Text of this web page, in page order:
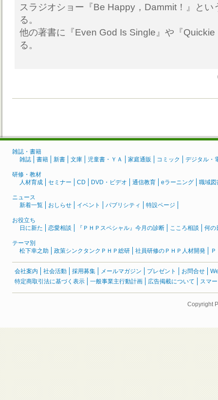
スラジオショー『Be Happy，Dammit！』とい
る。
他の著書に『Even God Is Single』や『
る。
雑誌・書籍
雑誌
書籍 新書 文庫 児童書・ＹＡ 家庭通販 コミック デジタル・
研修・教材
人材育成
セミナー CD DVD・ビデオ 通信教育 eラーニング 職域図
ニュース
新着一覧
おしらせ イベント パブリシティ 特設ページ
お役立ち
日に新た
恋愛相談 『ＰＨＰスペシャル』今月の診断 こころ相談 何の
テーマ別
松下幸之助
政策シンクタンクＰＨＰ総研 社員研修のＰＨＰ人材開発
会社案内 社会活動 採用募集 メールマガジン プレゼント お問合せ
特定商取引法に基づく表示
一般事業主行動計画 広告掲載について スマ
Copyright